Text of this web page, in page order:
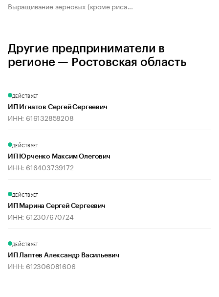
Выращивание зерновых (кроме риса...
Другие предприниматели в
регионе — Ростовская область
ДЕЙСТВУЕТ
ИП Игнатов Сергей Сергеевич
ИНН: 616132858208
ДЕЙСТВУЕТ
ИП Юрченко Максим Олегович
ИНН: 616403739172
ДЕЙСТВУЕТ
ИП Марина Сергей Сергеевич
ИНН: 612307670724
ДЕЙСТВУЕТ
ИП Лаптев Александр Васильевич
ИНН: 612306081606